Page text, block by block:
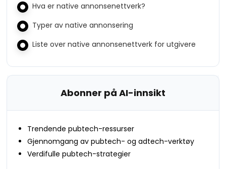
Hva er native annonsenettverk?
Typer av native annonsering
Liste over native annonsenettverk for utgivere
Abonner på AI-innsikt
Trendende pubtech-ressurser
Gjennomgang av pubtech- og adtech-verktøy
Verdifulle pubtech-strategier